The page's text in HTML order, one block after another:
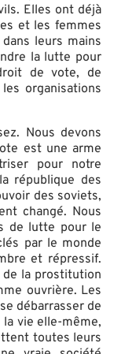
Elles ont déjà
et les femmes
leurs mains
la lutte pour
de vote, de
organisations
Nous devons
est une arme
pour notre
république des
des soviets,
changé. Nous
de lutte pour le
par le monde
et répressif.
de la prostitution
ouvrière. Les
débarrasser de
vie elle-même,
toutes leurs